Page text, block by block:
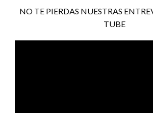
NO TE PIERDAS NUESTRAS
TUBE